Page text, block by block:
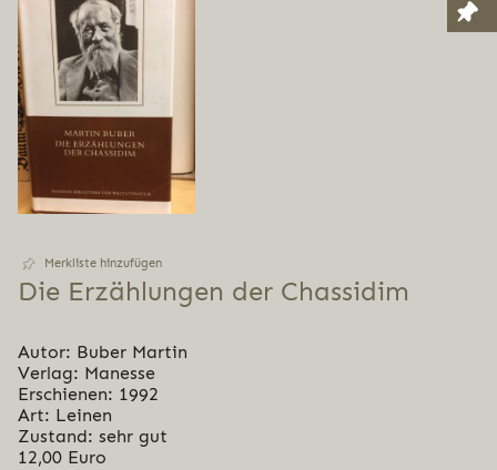
Merkliste hinzufügen
Die Erzäh­lun­gen der Chassidim
Autor: Buber Martin
Verlag: Manesse
Erschienen: 1992
Art: Leinen
Zustand: sehr gut
12,00 Euro